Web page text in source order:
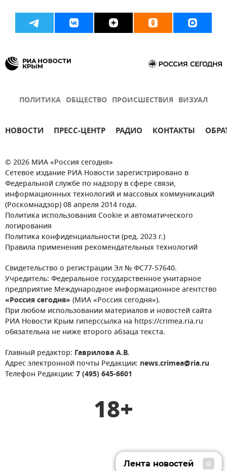
ПОЛИТИКА ОБЩЕСТВО ПРОИСШЕСТВИЯ ВИЗУАЛ
НОВОСТИ ПРЕСС-ЦЕНТР РАДИО КОНТАКТЫ
© 2026 МИА «Россия сегодня»
Сетевое издание РИА Новости зарегистрировано в
Федеральной службе по надзору в сфере связи,
информационных технологий и массовых коммуникаций
(Роскомнадзор) 08 апреля 2014 года.
Политика использования Cookie и автоматического
логирования
Политика конфиденциальности (ред. 2023 г.)
Правила применения рекомендательных технологий
Свидетельство о регистрации Эл № ФС77-57640.
Учредитель: Федеральное государственное унитарное
предприятие Международное информационное агентство
«Россия сегодня» (МИА «Россия сегодня»).
При любом использовании материалов и новостей сайта
РИА Новости Крым гиперссылка на https://crimea.ria.ru
обязательна не ниже второго абзаца текста.
Главный редактор: Гаврилова А.В.
Адрес электронной почты Редакции: news.crimea@ria.ru
Телефон Редакции: 7 (495) 645-6601
18+
Лента новостей 0